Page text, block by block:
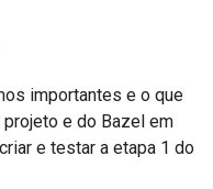
importantes e o que
e do Bazel em
e testar a etapa 1 do